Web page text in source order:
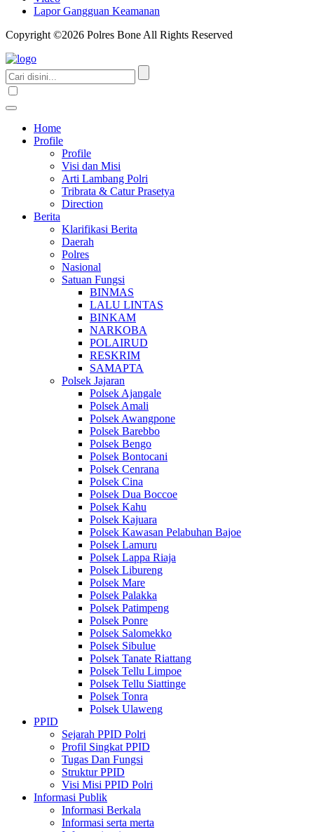
Lapor Gangguan Keamanan
Copyright ©2026 Polres Bone All Rights Reserved
Home
Profile
Profile
Visi dan Misi
Arti Lambang Polri
Tribrata & Catur Prasetya
Direction
Berita
Klarifikasi Berita
Daerah
Polres
Nasional
Satuan Fungsi
BINMAS
LALU LINTAS
BINKAM
NARKOBA
POLAIRUD
RESKRIM
SAMAPTA
Polsek Jajaran
Polsek Ajangale
Polsek Amali
Polsek Awangpone
Polsek Barebbo
Polsek Bengo
Polsek Bontocani
Polsek Cenrana
Polsek Cina
Polsek Dua Boccoe
Polsek Kahu
Polsek Kajuara
Polsek Kawasan Pelabuhan Bajoe
Polsek Lamuru
Polsek Lappa Riaja
Polsek Libureng
Polsek Mare
Polsek Palakka
Polsek Patimpeng
Polsek Ponre
Polsek Salomekko
Polsek Sibulue
Polsek Tanate Riattang
Polsek Tellu Limpoe
Polsek Tellu Siattinge
Polsek Tonra
Polsek Ulaweng
PPID
Sejarah PPID Polri
Profil Singkat PPID
Tugas Dan Fungsi
Struktur PPID
Visi Misi PPID Polri
Informasi Publik
Informasi Berkala
Informasi serta merta